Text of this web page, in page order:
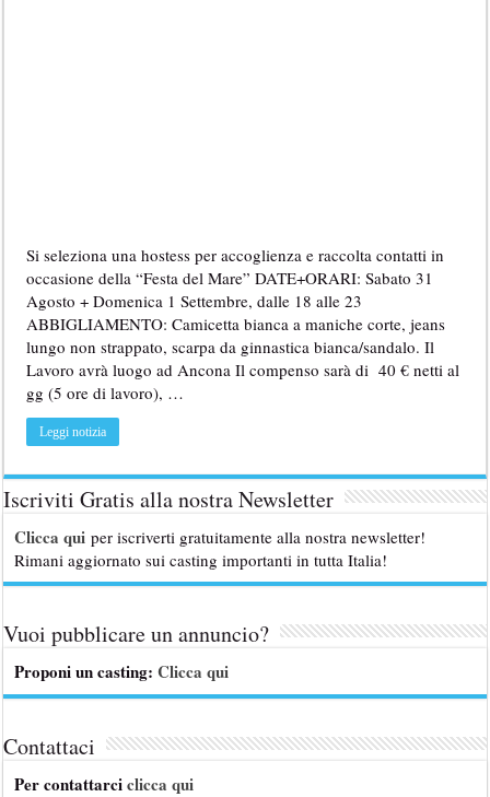
Si seleziona una hostess per accoglienza e raccolta contatti in
occasione della “Festa del Mare” DATE+ORARI: Sabato 31
Agosto + Domenica 1 Settembre, dalle 18 alle 23
ABBIGLIAMENTO: Camicetta bianca a maniche corte, jeans
lungo non strappato, scarpa da ginnastica bianca/sandalo. Il
Lavoro avrà luogo ad Ancona Il compenso sarà di 40 € netti al
gg (5 ore di lavoro), …
Leggi notizia
Iscriviti Gratis alla nostra Newsletter
Clicca qui per iscriverti gratuitamente alla nostra newsletter!
Rimani aggiornato sui casting importanti in tutta Italia!
Vuoi pubblicare un annuncio?
Proponi un casting:Clicca qui
Contattaci
Per contattarciclicca qui